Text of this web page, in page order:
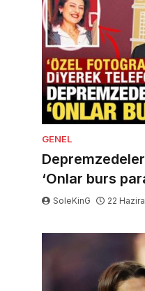
GENEL
‘Onlar burs
SoleKinG 22